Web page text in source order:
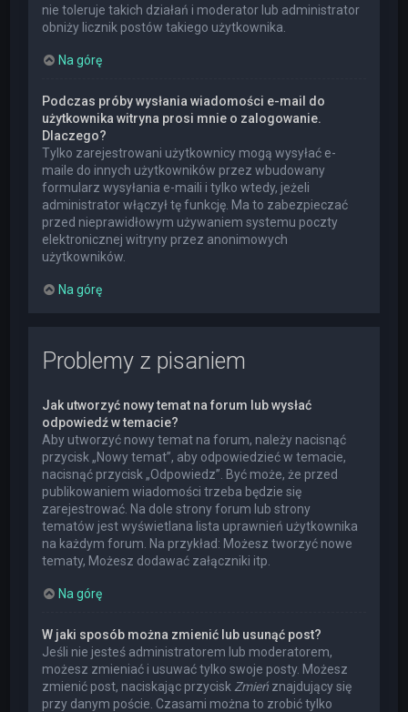
nie toleruje takich działań i moderator lub administrator
obniży licznik postów takiego użytkownika.
Na górę
Podczas próby wysłania wiadomości e-mail do
użytkownika witryna prosi mnie o zalogowanie.
Dlaczego?
Tylko zarejestrowani użytkownicy mogą wysyłać e-
maile do innych użytkowników przez wbudowany
formularz wysyłania e-maili i tylko wtedy, jeżeli
administrator włączył tę funkcję. Ma to zabezpieczać
przed nieprawidłowym używaniem systemu poczty
elektronicznej witryny przez anonimowych
użytkowników.
Na górę
Problemy z pisaniem
Jak utworzyć nowy temat na forum lub wysłać
odpowiedź w temacie?
Aby utworzyć nowy temat na forum, należy nacisnąć
przycisk „Nowy temat”, aby odpowiedzieć w temacie,
nacisnąć przycisk „Odpowiedz”. Być może, że przed
publikowaniem wiadomości trzeba będzie się
zarejestrować. Na dole strony forum lub strony
tematów jest wyświetlana lista uprawnień użytkownika
na każdym forum. Na przykład: Możesz tworzyć nowe
tematy, Możesz dodawać załączniki itp.
Na górę
W jaki sposób można zmienić lub usunąć post?
Jeśli nie jesteś administratorem lub moderatorem,
możesz zmieniać i usuwać tylko swoje posty. Możesz
zmienić post, naciskając przycisk Zmień znajdujący się
przy danym poście. Czasami można to zrobić tylko